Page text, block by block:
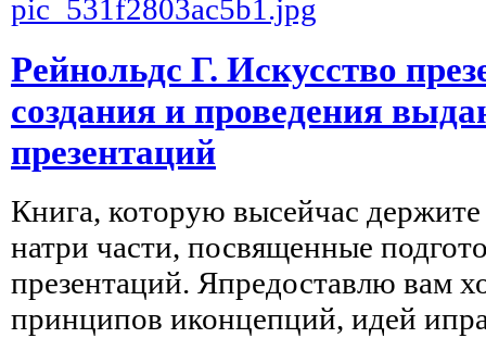
Рейнольдс Г. Искусство
создания и проведения
презентаций
Книга, которую высейчас держите
натри части, посвященные
презентаций. Япредоставлю вам
принципов иконцепций, идей